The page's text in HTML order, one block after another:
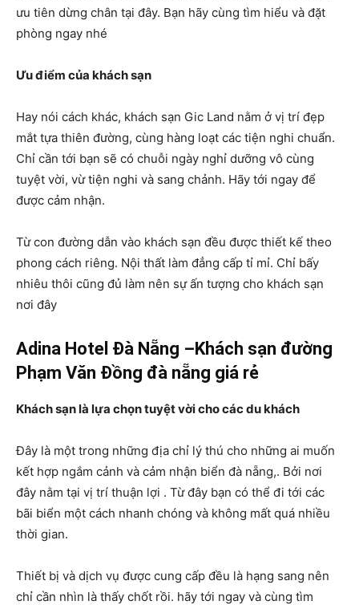
ưu tiên dừng chân tại đây. Bạn hãy cùng tìm hiểu và đặt
phòng ngay nhé
Ưu điểm của khách sạn
Hay nói cách khác, khách sạn Gic Land nằm ở vị trí đẹp
mắt tựa thiên đường, cùng hàng loạt các tiện nghi chuẩn.
Chỉ cần tới bạn sẽ có chuỗi ngày nghỉ dưỡng vô cùng
tuyệt vời, vừ tiện nghi và sang chảnh. Hãy tới ngay để
được cảm nhận.
Từ con đường dẫn vào khách sạn đều được thiết kế theo
phong cách riêng. Nội thất làm đẳng cấp tỉ mỉ. Chỉ bấy
nhiêu thôi cũng đủ làm nên sự ấn tượng cho khách sạn
nơi đây
Adina Hotel Đà Nẵng –Khách sạn đường
Phạm Văn Đồng đà nẵng giá rẻ
Khách sạn là lựa chọn tuyệt vời cho các du khách
Đây là một trong những địa chỉ lý thú cho những ai muốn
kết hợp ngắm cảnh và cảm nhận biển đà nẵng,. Bởi nơi
đây nằm tại vị trí thuận lợi . Từ đây bạn có thể đi tới các
bãi biển một cách nhanh chóng và không mất quá nhiều
thời gian.
Thiết bị và dịch vụ được cung cấp đều là hạng sang nên
chỉ cần nhìn là thấy chốt rồi. hãy tới ngay và cùng tìm